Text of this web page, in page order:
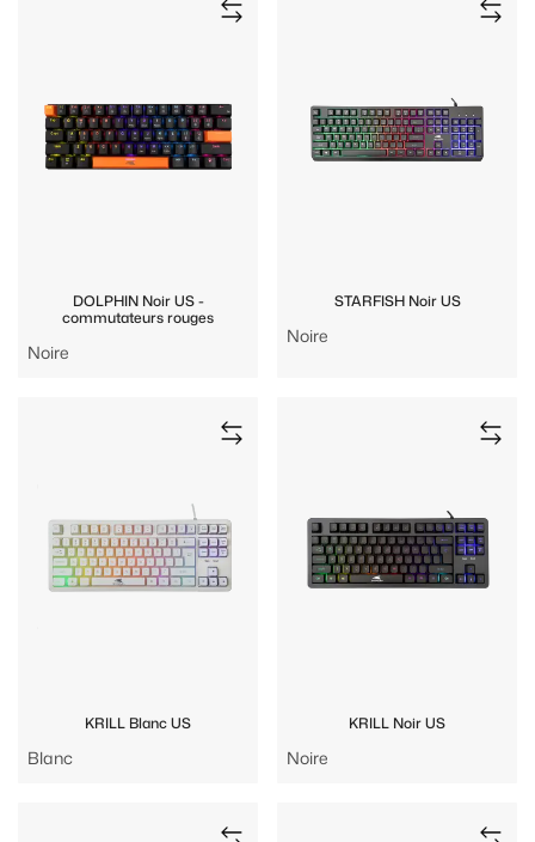
DOLPHIN Noir US -
commutateurs rouges
Noire
STARFISH Noir US
Noire
KRILL Blanc US
Blanc
KRILL Noir US
Noire